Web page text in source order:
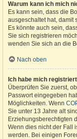
Warum kann ich mich
Es kann sein, dass die
ausgeschaltet hat, damit
Es könnte auch sein,
Sie sich registrieren
wenden Sie sich an die
Nach oben
Ich habe mich
Überprüfen Sie zuerst,
Passwort eingegeben
Möglichkeiten. Wenn
Sie unter 13 Jahre alt
Erziehungsberechtigten
Wenn dies nicht der Fall
werden. Bei einigen